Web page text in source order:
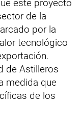
este proyecto
de la
por la
tecnológico
de Astilleros
medida que
de los